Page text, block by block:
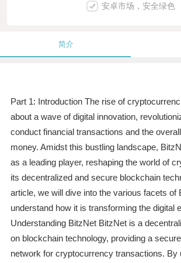
安卓市场，安全绿色
简介
Part 1: Introduction The rise of
about a wave of digital innovation,
conduct financial transactions and the
money. Amidst this bustling landscape,
as a leading player, reshaping the world of
its decentralized and secure blockchain
article, we will dive into the various facets of
understand how it is transforming the digital
Understanding BitzNet BitzNet is a
on blockchain technology, providing a
network for cryptocurrency transactions. By